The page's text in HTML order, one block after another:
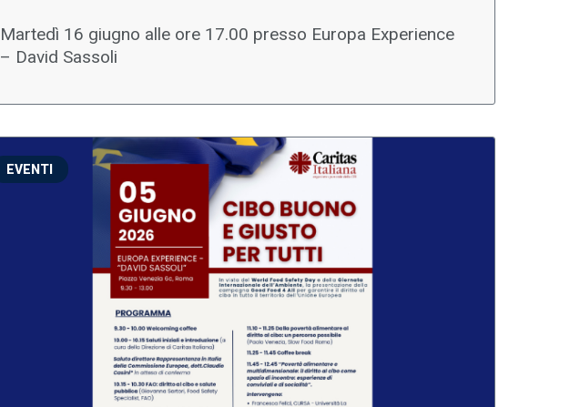
Martedì 16 giugno alle ore 17.00 presso Europa Experience
– David Sassoli
EVENTI